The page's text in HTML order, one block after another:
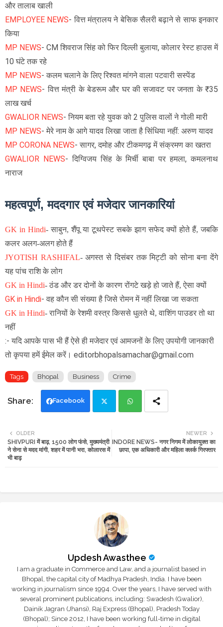
और तालाब खाली
EMPLOYEE NEWS- वित्त मंत्रालय ने बेसिक सैलरी बढ़ाने से साफ इनकार
किया
MP NEWS- CM शिवराज सिंह को फिर दिल्ली बुलाया, कोलार रेस्ट हाउस में
10 घंटे तक रहे
MP NEWS- कलम चलाने के लिए रिश्वत मांगने वाला पटवारी सस्पेंड
MP NEWS- वित्त मंत्री के बेडरूम और घर की सजावट पर जनता के ₹35
लाख खर्च
GWALIOR NEWS- नियम बता रहे युवक को 2 पुलिस वालों ने गोली मारी
MP NEWS- मेरे नाम के आगे यादव लिखा जाता है सिंधिया नहीं: अरुण यादव
MP CORONA NEWS- सागर, दमोह और टीकमगढ़ में संक्रमण का खतरा
GWALIOR NEWS- दिग्विजय सिंह के मिर्ची बाबा पर हमला, कमलनाथ
नाराज
महत्वपूर्ण, मददगार एवं मजेदार जानकारियां
GK in Hindi- साबुन, शैंपू या टूथपेस्ट सबके झाग सफेद क्यों होते हैं, जबकि
कलर अलग-अलग होते हैं
JYOTISH RASHIFAL- अगस्त से दिसंबर तक मिट्टी को सोना बना देंगे
यह पांच राशि के लोग
GK in Hindi- ठंड और डर दोनों के कारण रोंगटे खड़े हो जाते हैं, ऐसा क्यों
GK in Hindi- वह कौन सी संख्या है जिसे रोमन में नहीं लिखा जा सकता
GK in Hindi- रानियों के रेशमी वस्त्र किससे धुलते थे, वाशिंग पाउडर तो था
नहीं
:- यदि आपके पास भी हैं ऐसे ही मजेदार एवं आमजनों के लिए उपयोगी जानकारी
तो कृपया हमें ईमेल करें। editorbhopalsamachar@gmail.com
Tags Bhopal Business Crime
Facebook
tte ats
NEWER
INDORE NEWS- नगर निगम में लोकायुक्त का
छापा, एक अधिकारी और महिला क्लर्क गिरफ्तार
OLDER
SHIVPURI में बाढ़, 1500 लोग फंसे, मुख्यमंत्री
ने सेना से मदद मांगी, शहर में पानी भरा, कोलारस में
भी बाढ़
Updesh Awasthee
I am a graduate in Commerce and Law, and a journalist based in
Bhopal, the capital city of Madhya Pradesh, India. I have been
working in journalism since 1994. Over the years, I have served with
several prominent publications, including: Swadesh (Gwalior),
Dainik Jagran (Jhansi), Raj Express (Bhopal), Pradesh Today
(Bhopal); Since 2012, I have been working full-time in digital